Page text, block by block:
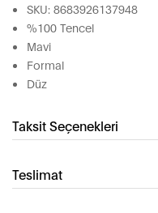
SKU: 8683926137948
%100 Tencel
Mavi
Formal
Düz
Taksit Seçenekleri
Teslimat